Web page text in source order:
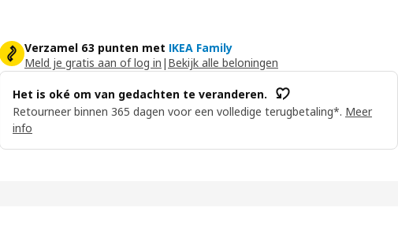
Verzamel 63 punten met IKEA Family
Meld je gratis aan of log in | Bekijk alle beloningen
Het is oké om van gedachten te veranderen.
Retourneer binnen 365 dagen voor een volledige terugbetaling*. Meer
info